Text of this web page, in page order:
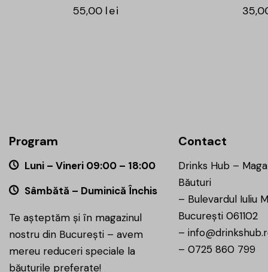
55,00 lei
Program
Luni – Vineri 09:00 – 18:00
Sâmbătă – Duminică Închis
Te așteptăm și în magazinul
nostru din București – avem
mereu reduceri speciale la
băuturile preferate!
Contact
Drinks Hub –
Băuturi
– Bulevardul Iuliu
București 061102
–
– 0725 860 799